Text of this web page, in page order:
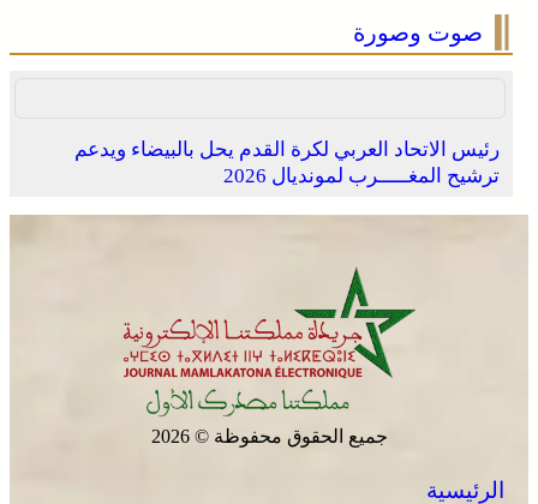
صوت وصورة
رئيس الاتحاد العربي لكرة القدم يحل بالبيضاء ويدعم
ترشيح المغـــــرب لمونديال 2026
جميع الحقوق محفوظة © 2026
الرئيسية